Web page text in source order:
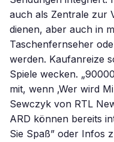
auch als Zentrale zur
dienen, aber auch in
Taschenfernseher
werden. Kaufanreize
Spiele wecken.
mit, wenn ‚Wer wird
Sewczyk von RTL
ARD können bereits
Sie Spaß” oder Infos